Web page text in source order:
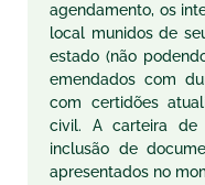
agendamento, os
local munidos de
estado (não
emendados com
com certidões
civil. A carteira de
inclusão de
apresentados no